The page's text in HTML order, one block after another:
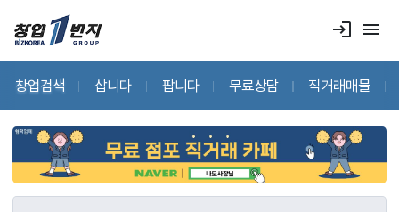
login menu
창업검색 삽니다 팝니다 무료상담 직거래매물